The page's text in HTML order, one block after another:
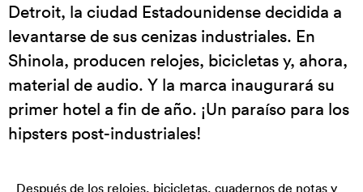
Detroit, la ciudad Estadounidense decidida a
levantarse de sus cenizas industriales. En
Shinola, producen relojes, bicicletas y, ahora,
material de audio. Y la marca inaugurará su
primer hotel a fin de año. ¡Un paraíso para los
hipsters post-industriales!
Después de los relojes, bicicletas, cuadernos de notas y